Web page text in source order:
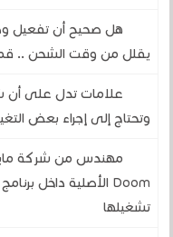
هل صحيح أن تفعيل
يقلل من وقت الشحن ..
علامات تدل على أن
وتحتاج إلى إجراء بعض
مهندس من شركة
تشغيلها